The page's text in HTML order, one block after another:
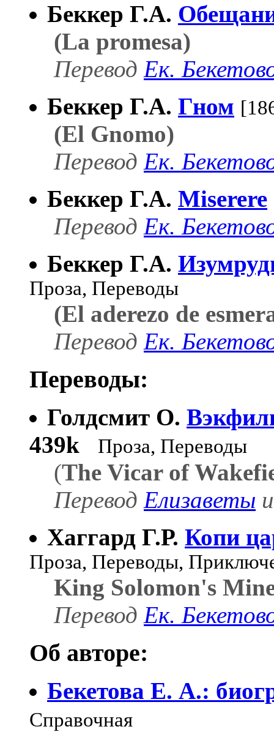
Беккер Г.А.
(La promesa)
Перевод Ек.
Беккер Г.А. Гном
(El Gnomo)
Перевод Ек.
Беккер Г.А. Miserere
Перевод Ек.
Беккер Г.А.
Проза, Переводы
(El aderezo de
Перевод Ек.
Переводы:
Голдсмит О.
439k
Проза, Переводы
(The Vicar of
Перевод Елизаветы
Хаггард Г.Р. Копи
Проза, Переводы,
King Solomon's
Перевод Ек.
Об авторе:
Бекетова Е. А.:
Справочная